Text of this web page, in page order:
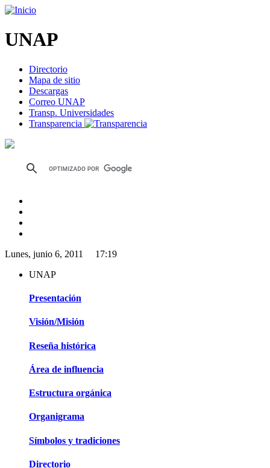
UNAP
Directorio
Mapa de sitio
Descargas
Correo UNAP
Transp. Universidades
Transparencia
Lunes, junio 6, 2011 17:19
UNAP
Presentación
Visión/Misión
Reseña histórica
Área de influencia
Estructura orgánica
Organigrama
Símbolos y tradiciones
Directorio